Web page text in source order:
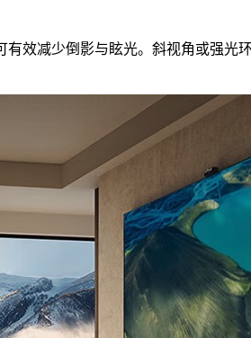
效减少倒影与眩光。斜视角或强